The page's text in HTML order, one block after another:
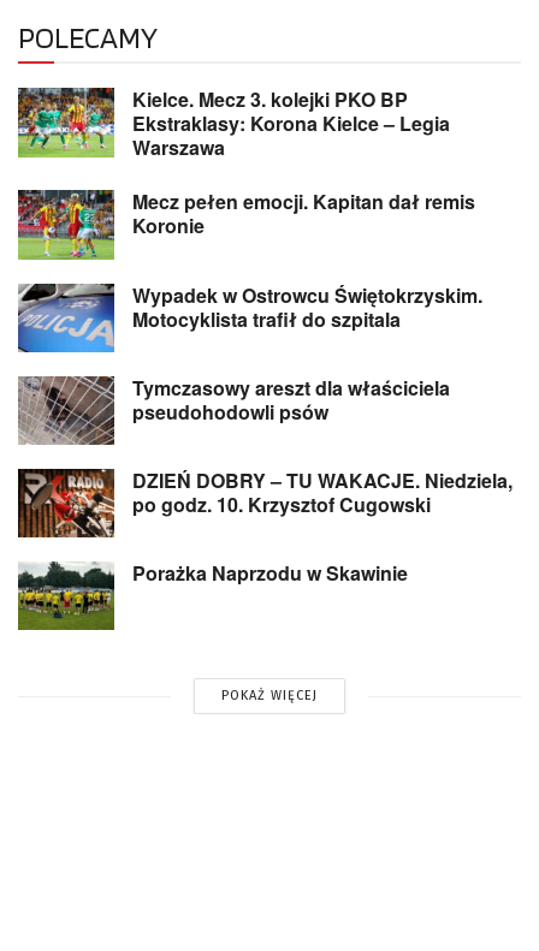
POLECAMY
Kielce. Mecz 3. kolejki PKO BP
Ekstraklasy: Korona Kielce – Legia
Warszawa
Mecz pełen emocji. Kapitan dał remis
Koronie
Wypadek w Ostrowcu Świętokrzyskim.
Motocyklista trafił do szpitala
Tymczasowy areszt dla właściciela
pseudohodowli psów
DZIEŃ DOBRY – TU WAKACJE. Niedziela,
po godz. 10. Krzysztof Cugowski
Porażka Naprzodu w Skawinie
POKAŻ WIĘCEJ